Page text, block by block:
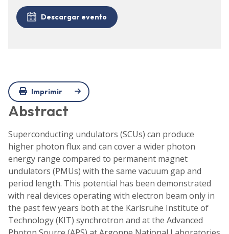
Descargar evento
Imprimir
Abstract
Superconducting undulators (SCUs) can produce
higher photon flux and can cover a wider photon
energy range compared to permanent magnet
undulators (PMUs) with the same vacuum gap and
period length. This potential has been demonstrated
with real devices operating with electron beam only in
the past few years both at the Karlsruhe Institute of
Technology (KIT) synchrotron and at the Advanced